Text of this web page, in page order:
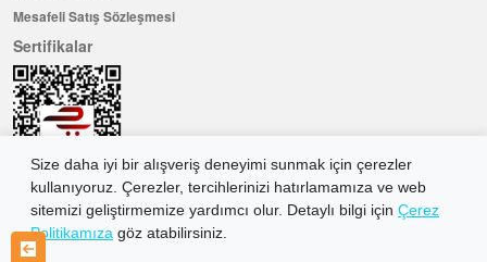
Size daha iyi bir alışveriş deneyimi sunmak için çerezler
kullanıyoruz. Çerezler, tercihlerinizi hatırlamamıza ve web
sitemizi geliştirmemize yardımcı olur. Detaylı bilgi için Çerez
Politikamıza göz atabilirsiniz.
Mesafeli Satış Sözleşmesi
Sertifikalar
Hemen Üye Olun ...ve 100 ₺ değerinde indirim kuponu kazanın